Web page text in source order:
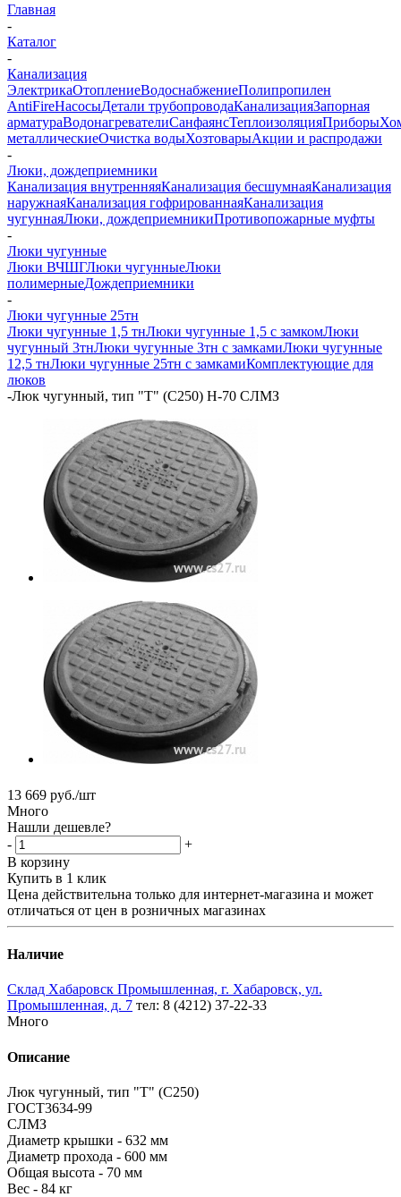
Главная
-
Каталог
-
Канализация
ЭлектрикаОтоплениеВодоснабжениеПолипропилен
AntiFireНасосыДетали трубопроводаКанализацияЗапорная
арматураВодонагревателиСанфаянсТеплоизоляцияПриборы
металлическиеОчистка водыХозтоварыАкции и распродажи
-
Люки, дождеприемники
Канализация внутренняяКанализация бесшумнаяКанализация
наружнаяКанализация гофрированнаяКанализация
чугуннаяЛюки, дождеприемникиПротивопожарные муфты
-
Люки чугунные
Люки ВЧШГЛюки чугунныеЛюки
полимерныеДождеприемники
-
Люки чугунные 25тн
Люки чугунные 1,5 тнЛюки чугунные 1,5 с замкомЛюки
чугунный 3тнЛюки чугунные 3тн с замкамиЛюки чугунные
12,5 тнЛюки чугунные 25тн с замкамиКомплектующие для
люков
-Люк чугунный, тип "Т" (С250) Н-70 СЛМЗ
13 669 руб./шт
Много
Нашли дешевле?
-
+
В корзину
Купить в 1 клик
Цена действительна только для интернет-магазина и может
отличаться от цен в розничных магазинах
Наличие
Склад Хабаровск Промышленная, г. Хабаровск, ул.
Промышленная, д. 7 тел: 8 (4212) 37-22-33
Много
Описание
Люк чугунный, тип "Т" (С250)
ГОСТ3634-99
СЛМЗ
Диаметр крышки - 632 мм
Диаметр прохода - 600 мм
Общая высота - 70 мм
Вес - 84 кг